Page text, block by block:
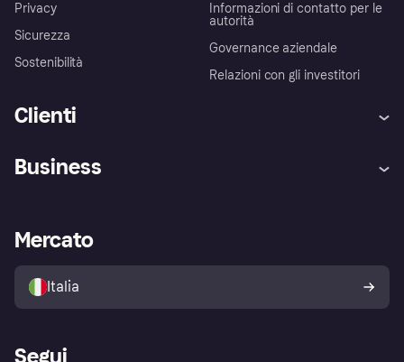
Privacy
Sicurezza
Sostenibilità
Informazioni di contatto per le
autorità
Governance aziendale
Relazioni con gli investitori
Clienti
Assistenza
Esplora i negozi
Politica di protezione
dell'acquirente Klarna
Business
Accesso aziende
Mercato
Italia
Segui